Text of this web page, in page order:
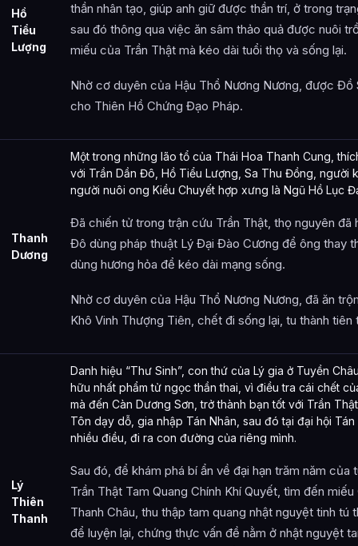
Hồ
Tiểu
Lượng
thần nhân tạo, giúp anh giữ được thần trí, ở trong
sau đó thông qua việc ăn sâm thảo quả được nuôi
miếu của Trần Thật mà kéo dài tuổi thọ và sống lại.
Nhờ cơ duyên của Hậu Thổ Nương Nương, được Đồ
cho Thiên Hồ Chứng Đạo Pháp.
Thanh
Dương
Một trong những lão tổ của Thái Hoa Thanh Cung,
với Trần Dần Đô, Hồ Tiểu Lượng, Sa Thu Đồng, người
người nuôi ong Kiều Chuyết hợp xưng là Ngũ Hồ Lục
Đã chiến tử trong trận cứu Trần Thật, thọ nguyên đã
Đô dùng pháp thuật Lý Đại Đào Cương để ông thay
dùng hương hỏa để kéo dài mạng sống.
Nhờ cơ duyên của Hậu Thổ Nương Nương, đã ăn
Khô Vinh Thượng Tiên, chết đi sống lại, tu thành tiên
Lý
Thiên
Thanh
Danh hiệu “Thư Sinh”, con thứ của Lý gia ở Tuyền
hữu nhất phẩm tử ngọc thần thai, vì điều tra cái chết
mà đến Càn Dương Sơn, trở thành bạn tốt với Trần
Tôn dạy dỗ, gia nhập Tán Nhân, sau đó tại đại hội
nhiều điều, đi ra con đường của riêng mình.
Sau đó, để khám phá bí ẩn về đại hạn trăm năm của
Trần Thật Tam Quang Chính Khí Quyết, tìm đến
Thanh Châu, thu thập tam quang nhật nguyệt tinh tú
để luyện lại, chứng thực vấn đề nằm ở nhật nguyệt